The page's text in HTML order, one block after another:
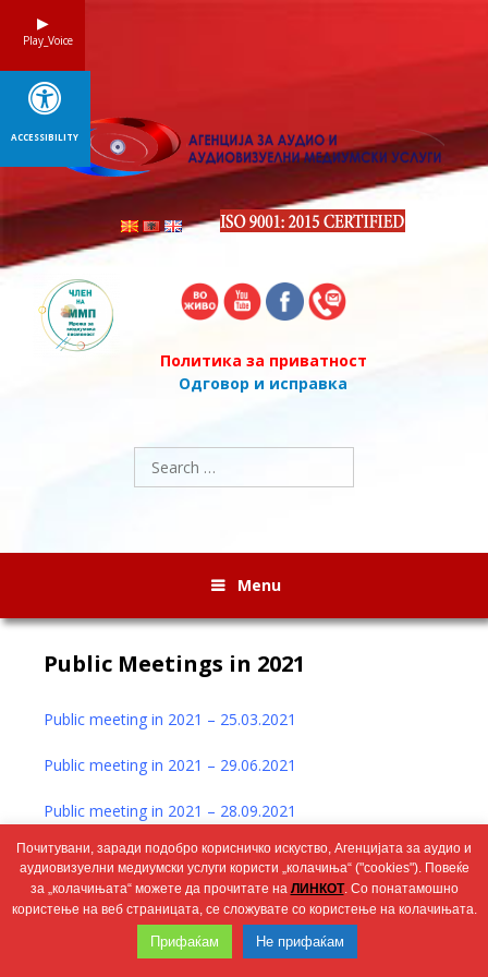
Политика за приватност
Одговор и исправка
Search
for:
Menu
Public Meetings in 2021
Public meeting in 2021 – 25.03.2021
Public meeting in 2021 – 29.06.2021
Public meeting in 2021 – 28.09.2021
Public meeting in 2021 – 24.12.2021
Wingaga
2026 © Агенција за аудио и аудиовизуелни медиумски услуги
Почитувани, заради подобро корисничко искуство, Агенцијата за аудио и
аудиовизуелни медиумски услуги користи „колачиња“ ("cookies"). Повеќе
за „колачињата“ можете да прочитате на ЛИНКОТ. Со понатамошно
користење на веб страницата, се сложувате со користење на колачињата.
Прифаќам Не прифаќам
Play_Voice
ACCESSIBILITY